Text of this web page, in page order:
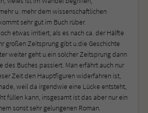
u. mehr dem wissenschaftlichen
sehr gut im Buch rüber.
etwas irritiert, als es nach ca. der Hälfte
großen Zeitsprung gibt u.die Geschichte
weiter geht u.ein solcher Zeitsprung dann
des Buches passiert. Man erfährt auch nur
Zeit den Hauptfiguren widerfahren ist,
weil da irgendwie eine Lücke entsteht,
füllen kann, insgesamt ist das aber nur ein
sonst sehr gelungenen Roman.